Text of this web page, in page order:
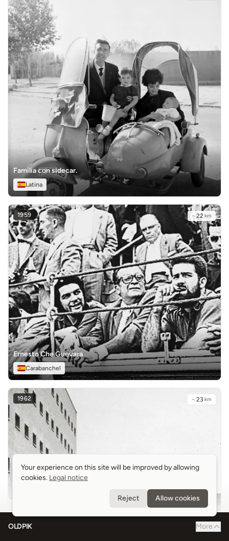
Familia con sidecar.
Latina
1959 ~ 22km
Ernesto Che Guevara
Carabanchel
1962 ~ 23 km
OLDPIK More
Your experience on this site will be improved by allowing
cookies. Legal notice
Reject Allow cookies
Your experience on this site will be improved by allowing
cookies. Legal notice
Reject Allow cookies